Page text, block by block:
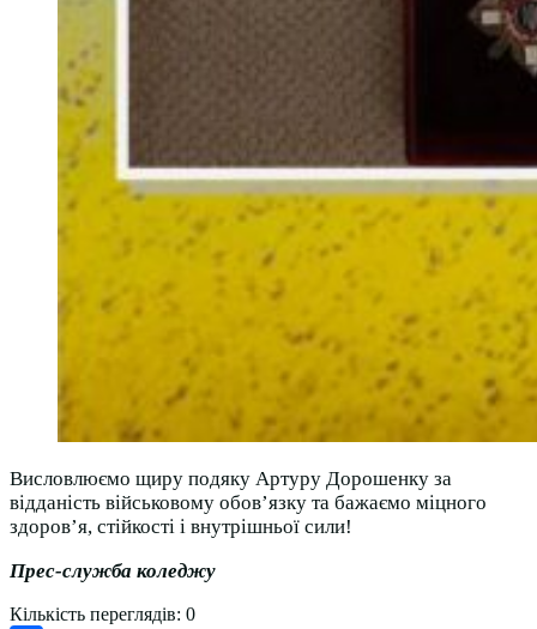
Висловлюємо щиру подяку Артуру Дорошенку за
відданість військовому обов’язку та бажаємо міцного
здоров’я, стійкості і внутрішньої сили!
Прес-служба коледжу
Кількість переглядів: 0